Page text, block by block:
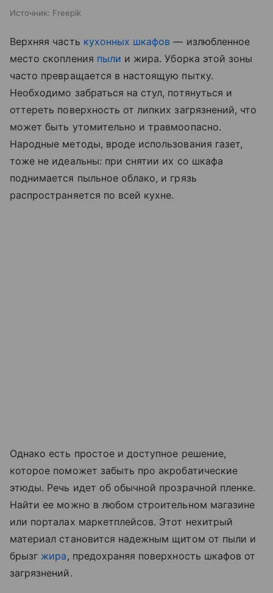
Источник: Freepik
Верхняя часть кухонных шкафов — излюбленное
место скопления пыли и жира. Уборка этой зоны
часто превращается в настоящую пытку.
Необходимо забраться на стул, потянуться и
оттереть поверхность от липких загрязнений, что
может быть утомительно и травмоопасно.
Народные методы, вроде использования газет,
тоже не идеальны: при снятии их со шкафа
поднимается пыльное облако, и грязь
распространяется по всей кухне.
Однако есть простое и доступное решение,
которое поможет забыть про акробатические
этюды. Речь идет об обычной прозрачной пленке.
Найти ее можно в любом строительном магазине
или порталах маркетплейсов. Этот нехитрый
материал становится надежным щитом от пыли и
брызг жира , предохраняя поверхность шкафов от
загрязнений.